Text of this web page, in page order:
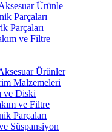
Ürünle
Parçaları
Parçaları
ve Filtre
Ürünler
Malzemeleri
ve Diski
ve Filtre
Parçaları
Süspansiyon